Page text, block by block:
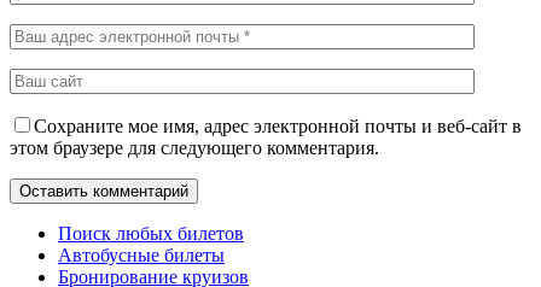
Сохраните мое имя, адрес электронной почты и веб-сайт в
этом браузере для следующего комментария.
Поиск любых билетов
Автобусные билеты
Бронирование круизов